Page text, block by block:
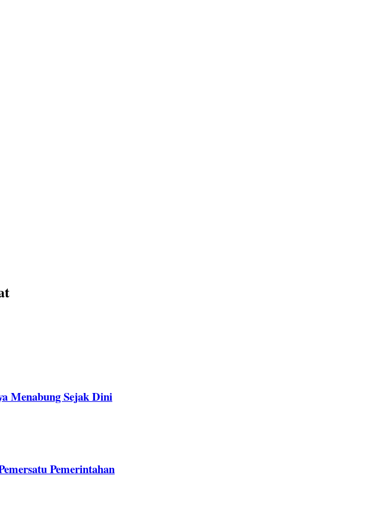
Menabung Sejak Dini
Pemerintahan